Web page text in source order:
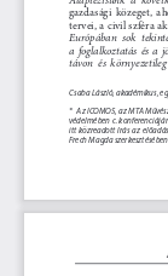
gazdasági közeget,
tervei, a civil szféra
Európában sok
a foglalkoztatás és a
távon és
Csaba László, akadémikus,
* Az ICOMOS, az MTA
védelmében c.
itt közreadott írás az
Frech Magda szerkesztésében.